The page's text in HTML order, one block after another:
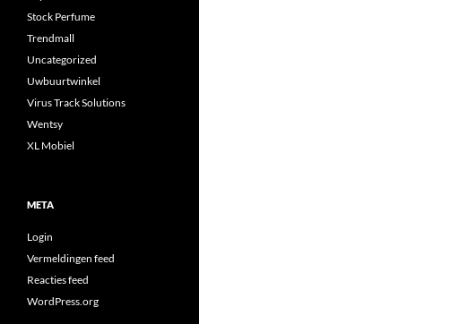
Stock Perfume
Trendmall
Uncategorized
Uwbuurtwinkel
Virus Track Solutions
Wentsy
XL Mobiel
META
Login
Vermeldingen feed
Reacties feed
WordPress.org